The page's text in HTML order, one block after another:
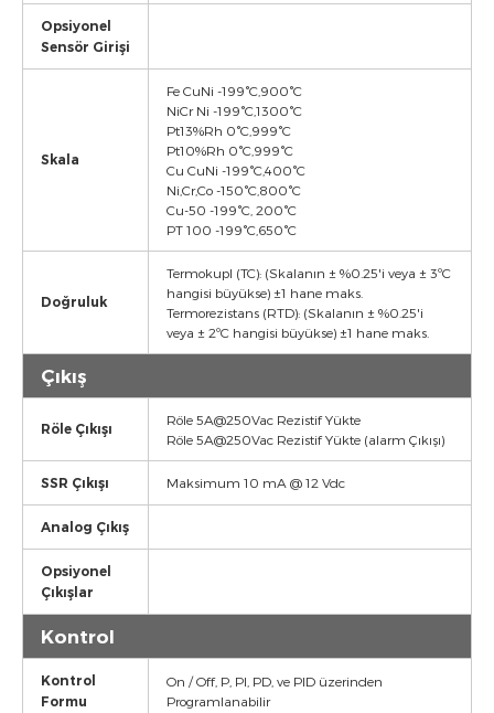
Opsiyonel
Sensör Girişi
Skala
Fe CuNi -199°C,900°C
NiCr Ni -199°C,1300°C
Pt13%Rh 0°C,999°C
Pt10%Rh 0°C,999°C
Cu CuNi -199°C,400°C
Ni,Cr,Co -150°C,800°C
Cu-50 -199°C, 200°C
PT 100 -199°C,650°C
Doğruluk
Termokupl (TC): (Skalanın ± %0.25'i veya ± 3ºC
hangisi büyükse) ±1 hane maks.
Termorezistans (RTD): (Skalanın ± %0.25'i
veya ± 2ºC hangisi büyükse) ±1 hane maks.
Çıkış
Röle Çıkışı
Röle 5A@250Vac Rezistif Yükte
Röle 5A@250Vac Rezistif Yükte (alarm Çıkışı)
SSR Çıkışı Maksimum 10 mA @ 12 Vdc
Analog Çıkış
Opsiyonel
Çıkışlar
Kontrol
Kontrol
Formu
On / Off, P, PI, PD, ve PID üzerinden
Programlanabilir